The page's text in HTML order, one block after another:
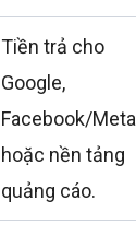
Tiền trả cho
Google,
Facebook/Meta
hoặc nền tảng
quảng cáo.